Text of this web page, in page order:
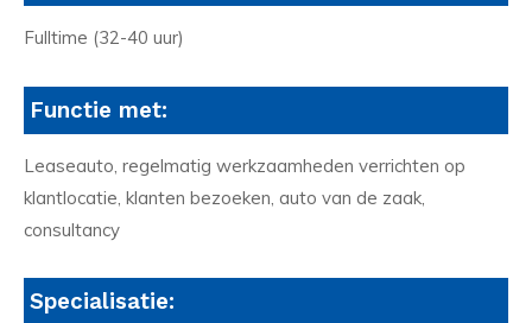
Fulltime (32-40 uur)
Functie met:
Leaseauto, regelmatig werkzaamheden verrichten op
klantlocatie, klanten bezoeken, auto van de zaak,
consultancy
Specialisatie: